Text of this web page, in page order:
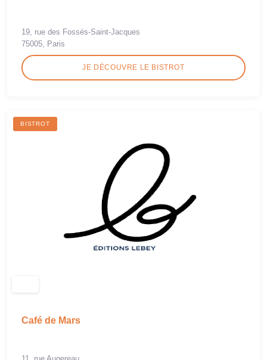
19, rue des Fossés-Saint-Jacques
75005, Paris
JE DÉCOUVRE LE BISTROT
BISTROT
Café de Mars